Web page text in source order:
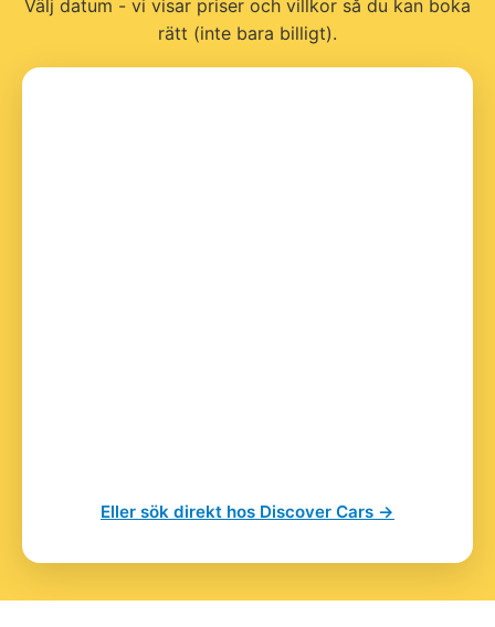
Välj datum - vi visar priser och villkor så du kan boka
rätt (inte bara billigt).
Eller sök direkt hos Discover Cars →